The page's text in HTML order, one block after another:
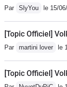
Par SlyYou le 15/
[Topic Officiel]
Par martini lover le
[Topic Officiel]